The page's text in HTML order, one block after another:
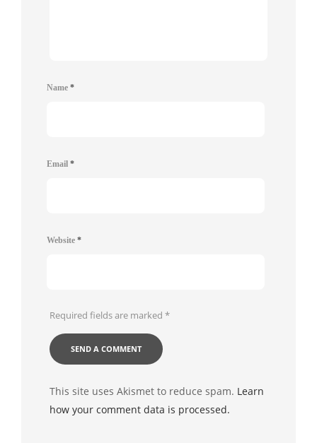
Name *
Email *
Website *
Required fields are marked *
This site uses Akismet to reduce spam. Learn
how your comment data is processed.